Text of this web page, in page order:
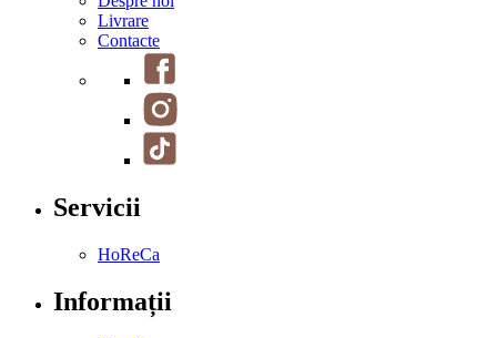
Livrare
Contacte
Servicii
HoReCa
Informații